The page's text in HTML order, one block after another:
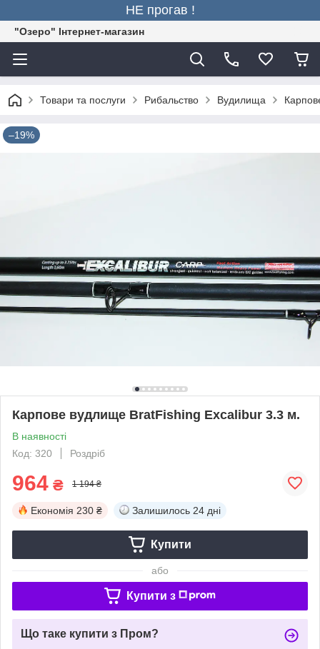
НЕ прогав !
"Озеро" Інтернет-магазин
Товари та послуги Рибальство Вудилища
–19%
Карпове вудлище BratFishing Excalibur 3.3 м.
В наявності
Код: 320
Роздріб
964 ₴ 1 194 ₴
Економія 230 ₴ Залишилось 24 дні
Купити
або
Купити з
Що таке купити з Пром?